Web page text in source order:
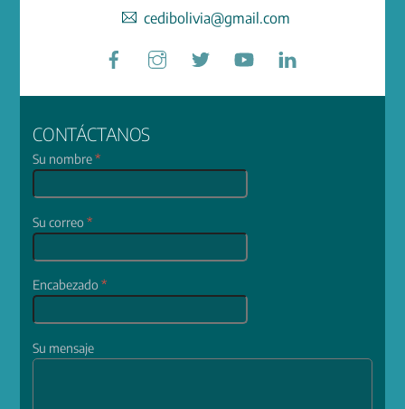
cedibolivia@gmail.com
Facebook YouTube
CONTÁCTANOS
Su nombre*
Su correo*
Encabezado*
Su mensaje